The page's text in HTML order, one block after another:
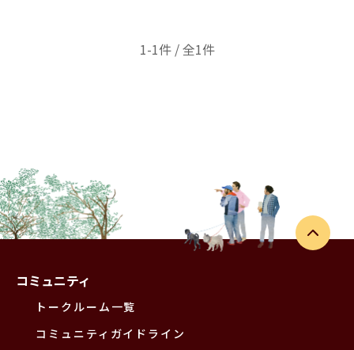
1-1件 / 全1件
コミュニティ
トークルーム一覧
コミュニティガイドライン